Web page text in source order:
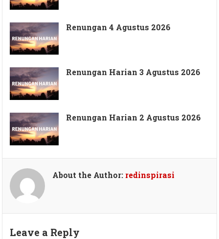
Renungan 4 Agustus 2026
Renungan Harian 3 Agustus 2026
Renungan Harian 2 Agustus 2026
About the Author: redinspirasi
Leave a Reply